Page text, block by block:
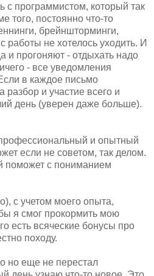
с программистом, который так
того, постоянно что-то
брейншторминги,
работы не хотелось уходить. И
и прогоняют - отдыхать надо
- все уведомления
в каждое письмо
разбор и участие всего и
день (уверен даже больше).
и опытный
если не советом, так делом.
поможет с пониманием
с учетом моего опыта,
я смог прокормить мою
есть всяческие бонусы про
походу.
но еще не перестал